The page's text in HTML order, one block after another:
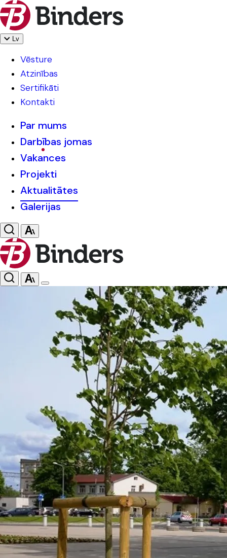
Lv
Vēsture
Atzinības
Sertifikāti
Kontakti
Par mums
Darbības jomas
Vakances
Projekti
Aktualitātes
Galerijas